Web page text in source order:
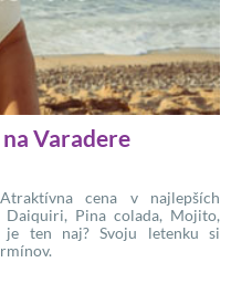
Varadere
cena v najlepších
Daiquiri, Pina colada, Mojito,
je ten naj? Svoju letenku si